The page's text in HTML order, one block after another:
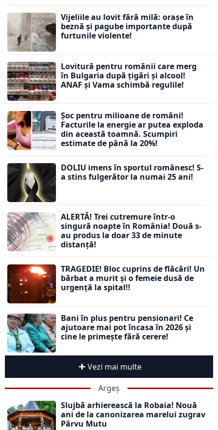
Vijeliile au lovit fără milă: orașe în
beznă și pagube importante după
furtunile violente!
Lovitură pentru românii care merg
în Bulgaria după țigări și alcool!
ANAF și Vama schimbă regulile!
Șoc pentru milioane de români!
Facturile la energie ar putea exploda
din această toamnă. Scumpiri
estimate de până la 20%!
DOLIU imens în sportul românesc! S-
a stins fulgerător la numai 25 ani!
ALERTĂ! Trei cutremure într-o
singură noapte în România! Două s-
au produs la doar 33 de minute
distanță!
TRAGEDIE! Bloc cuprins de flăcări! Un
bărbat a murit și o femeie dusă de
urgență la spital!!
Bani în plus pentru pensionari! Ce
ajutoare mai pot încasa în 2026 și
cine le primește fără cerere!
Vezi mai multe
Argeș
Slujbă arhierească la Robaia! Nouă
ani de la canonizarea marelui zugrav
Pârvu Mutu